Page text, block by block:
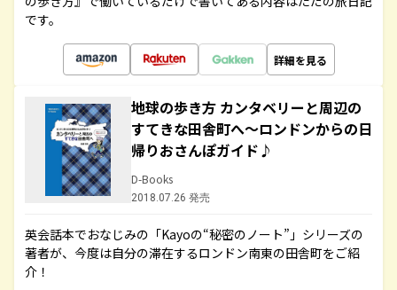
です。
詳細を見る
地球の歩き方 カンタベリーと周辺の
すてきな田舎町へ～ロンドンからの日
帰りおさんぽガイド♪
D-Books
2018.07.26 発売
英会話本でおなじみの「Kayoの“秘密のノート”」シリーズの
著者が、今度は自分の滞在するロンドン南東の田舎町をご紹
介！